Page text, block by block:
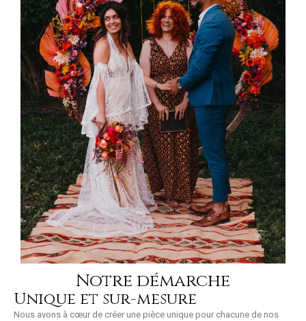
Notre démarche
Unique et sur-mesure
Nous avons à cœur de créer une pièce unique pour chacune de nos